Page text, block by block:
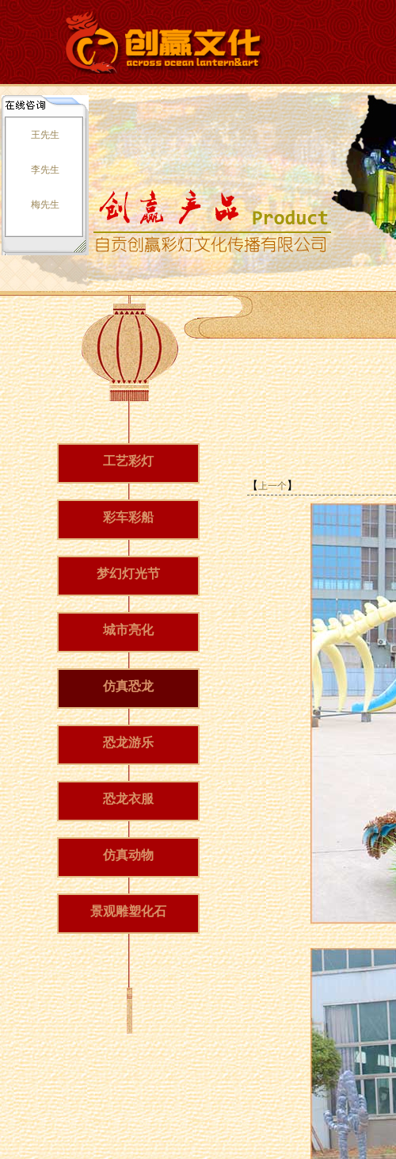
工艺彩灯
彩车彩船
梦幻灯光节
城市亮化
仿真恐龙
恐龙游乐
恐龙衣服
仿真动物
景观雕塑化石
【上一个】
王先生
李先生
梅先生